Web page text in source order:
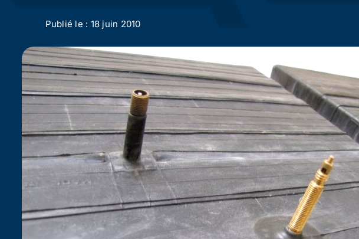
Conseils
Actualité
Ecologie
Publié le : 18 juin 2010